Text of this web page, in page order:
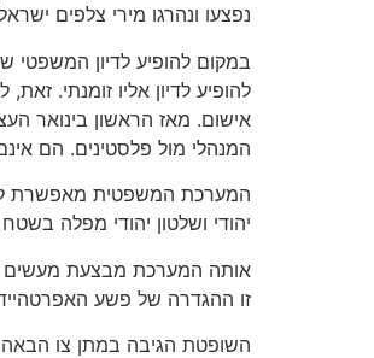
נפצעו ונהרגו מירי צלפים
במקום להופיע לדיון המשפטי
להופיע לדיון אליו זומנתי.
אישום. מאז הראשון בינואר
המנהלי מול פלסטינים. הם
המערכת המשפטית מאפשרת לי
יהודי ושלטון יהודי מפלה
אותה המערכת מבצעת מעשים
זו ההגדרה של פשע
השופטת הגיבה במתן צו הבאה